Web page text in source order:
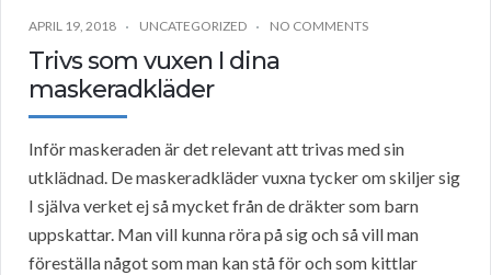
APRIL 19, 2018 UNCATEGORIZED NO COMMENTS
Trivs som vuxen I dina
maskeradkläder
Inför maskeraden är det relevant att trivas med sin
utklädnad. De maskeradkläder vuxna tycker om skiljer sig
I själva verket ej så mycket från de dräkter som barn
uppskattar. Man vill kunna röra på sig och så vill man
föreställa något som man kan stå för och som kittlar